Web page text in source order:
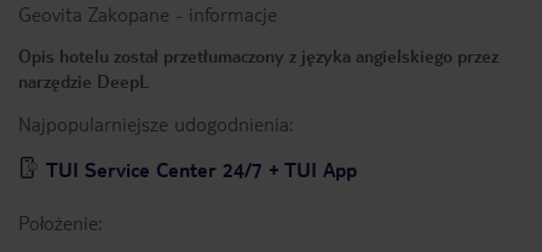
Geovita Zakopane - informacje
Opis hotelu został przetłumaczony z języka angielskiego przez
narzędzie DeepL
Najpopularniejsze udogodnienia:
TUI Service Center 24/7 + TUI App
Położenie: